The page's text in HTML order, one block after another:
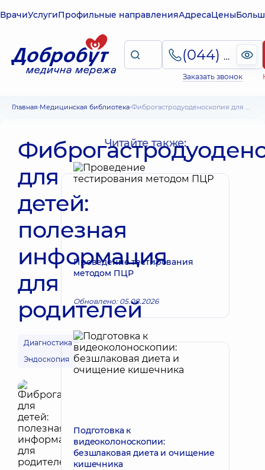
ВрачиУслугиПрофильные направленияАдресаЦены
(044) 495-2-888
Заказать звонок
Главная Медицинская библиотека Фиброгастродуоденоскопия для детей: полезная информация для родителей
для
детей:
полезная
информация
для
родителей
Диагностика
Эндоскопия
Читайте также:
Проведение тестирования
методом ПЦР
Обновлено: 05.08.2026
Подготовка к
видеоколоноскопии:
безшлаковая диета и очищение
кишечника